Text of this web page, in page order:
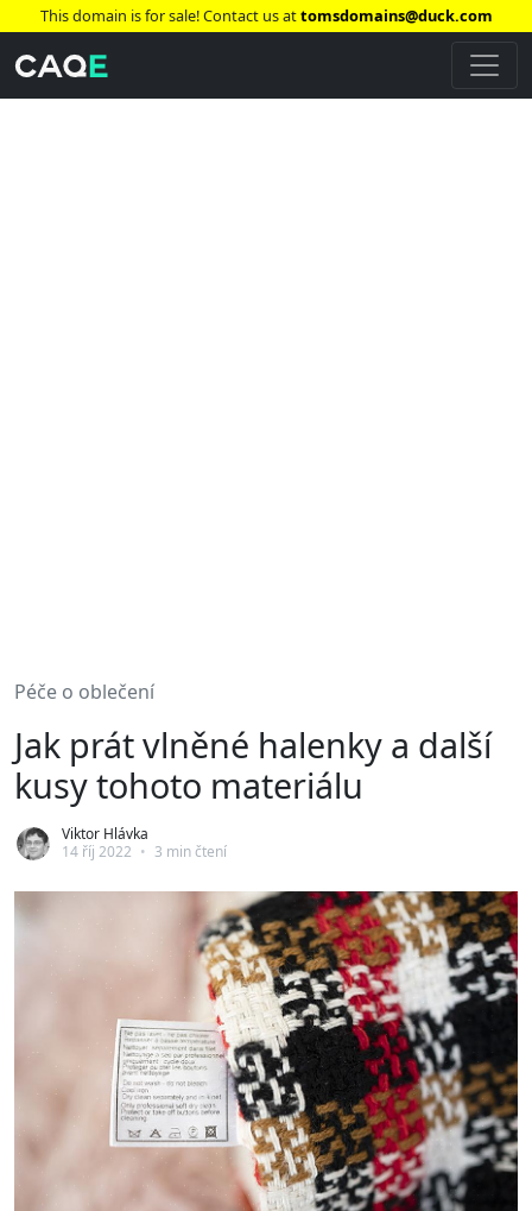
This domain is for sale! Contact us attomsdomains@duck.com
Péče o oblečení
Jak prát vlněné halenky a další
kusy tohoto materiálu
Viktor Hlávka
14 říj 2022 • 3 min čtení